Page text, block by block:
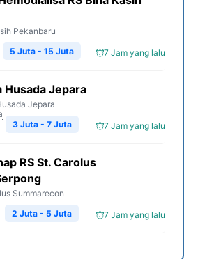
Pekanbaru
7 Jam yang lalu
5 Juta - 15 Juta
Husada Jepara
Jepara
7 Jam yang lalu
3 Juta - 7 Juta
RS St. Carolus
Summarecon
7 Jam yang lalu
2 Juta - 5 Juta